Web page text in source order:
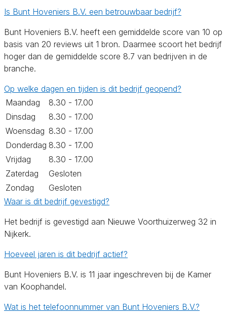
Is Bunt Hoveniers B.V. een betrouwbaar bedrijf?
Bunt Hoveniers B.V. heeft een gemiddelde score van 10 op
basis van 20 reviews uit 1 bron. Daarmee scoort het bedrijf
hoger dan de gemiddelde score 8.7 van bedrijven in de
branche.
Op welke dagen en tijden is dit bedrijf geopend?
Maandag
8.30 - 17.00
Dinsdag
8.30 - 17.00
Woensdag 8.30 - 17.00
Donderdag 8.30 - 17.00
Vrijdag
8.30 - 17.00
Zaterdag
Gesloten
Zondag
Gesloten
Waar is dit bedrijf gevestigd?
Het bedrijf is gevestigd aan Nieuwe Voorthuizerweg 32 in
Nijkerk.
Hoeveel jaren is dit bedrijf actief?
Bunt Hoveniers B.V. is 11 jaar ingeschreven bij de Kamer
van Koophandel.
Wat is het telefoonnummer van Bunt Hoveniers B.V.?